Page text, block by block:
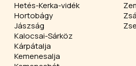
Hetés-Kerka-vidék
Hortobágy
Jászság
Kalocsai-Sárköz
Kárpátalja
Kemenesalja